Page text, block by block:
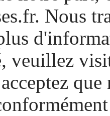
Nous
veuillez